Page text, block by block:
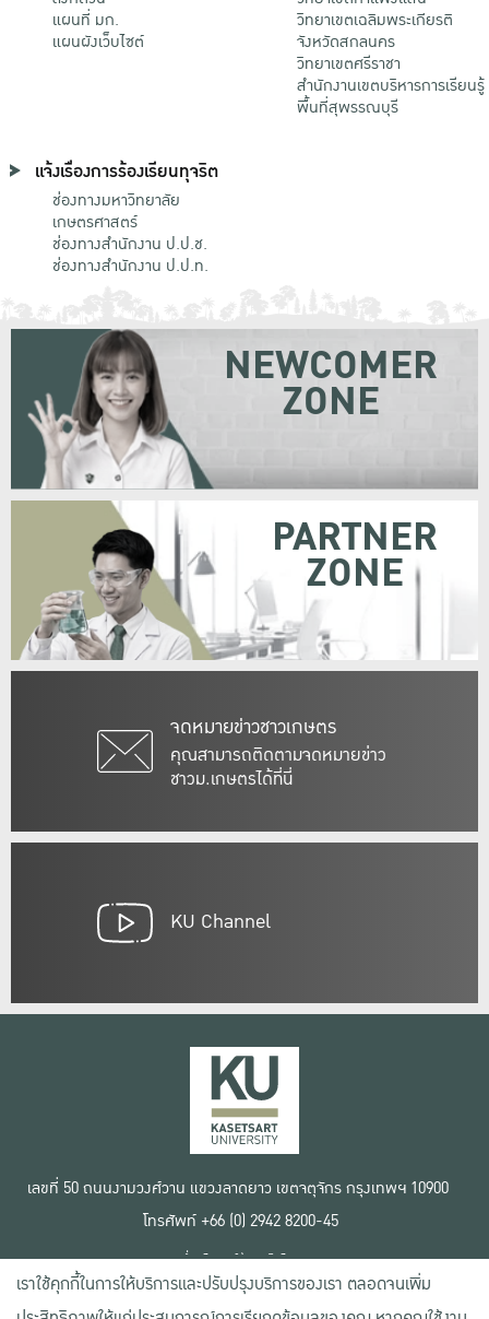
แผนที่ มก.
แผนผังเว็บไซต์
วิทยาเขตเฉลิมพระเกียรติ
จังหวัดสกลนคร
วิทยาเขตศรีราชา
สำนักงานเขตบริหารการเรียนรู้
พื้นที่สุพรรณบุรี
แจ้งเรื่องการร้องเรียนทุจริต
ช่องทางมหาวิทยาลัย
เกษตรศาสตร์
ช่องทางสำนักงาน ป.ป.ช.
ช่องทางสำนักงาน ป.ป.ท.
จดหมายข่าวชาวเกษตร
คุณสามารถติดตามจดหมายข่าว
ชาวม.เกษตรได้ที่นี่
NEWCOMER
ZONE
PARTNER
ZONE
KU Channel
เลขที่ 50 ถนนงามวงศ์วาน แขวงลาดยาว เขตจตุจักร กรุงเทพฯ 10900
โทรศัพท์ +66 (0) 2942 8200-45
เงื่อนไขการใช้งานเว็บไซต์
ข้อตกลงด้านสิทธิ์ใช้งาน
นโยบายความเป็นส่วนตัว
เราใช้คุกกี้ในการให้บริการและปรับปรุงบริการของเรา ตลอดจนเพิ่ม